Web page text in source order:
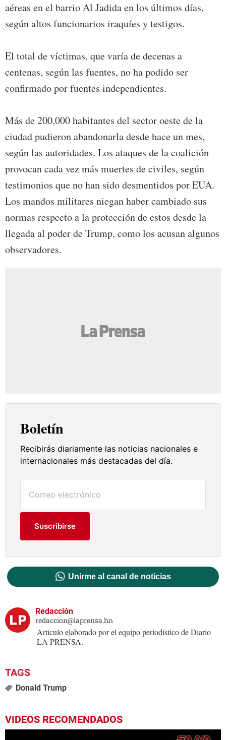
aéreas en el barrio Al Jadida en los últimos días,
según altos funcionarios iraquíes y testigos.
El total de víctimas, que varía de decenas a
centenas, según las fuentes, no ha podido ser
confirmado por fuentes independientes.
Más de 200,000 habitantes del sector oeste de la
ciudad pudieron abandonarla desde hace un mes,
según las autoridades. Los ataques de la coalición
provocan cada vez más muertes de civiles, según
testimonios que no han sido desmentidos por EUA.
Los mandos militares niegan haber cambiado sus
normas respecto a la protección de estos desde la
llegada al poder de Trump, como los acusan algunos
observadores.
Boletín
Recibirás diariamente las noticias nacionales e
internacionales más destacadas del día.
Suscribirse
Unirme al canal de noticias
Redacción
redaccion@laprensa.hn
Artículo elaborado por el equipo periodístico de Diario
LA PRENSA.
Donald Trump
VIDEOS RECOMENDADOS